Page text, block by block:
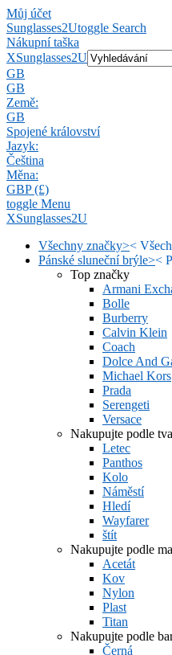
Můj účet
Sunglasses2Utoggle Search
Nákupní taška
XSunglasses2U
GB
GB
Země:
GB
Spojené království
Jazyk:
Čeština
Měna:
GBP (£)
toggle Menu
XSunglasses2U
Všechny značky><
Pánské sluneční brýle><
Top značky
Armani
Bolle
Burberry
Calvin Klein
Coach
Dolce And
Michael Kors
Prada
Serengeti
Versace
Nakupujte podle
Letec
Panthos
Kolo
Náměstí
Hledí
Wayfarer
štít
Nakupujte podle
Acetát
Kov
Nylon
Plast
Titan
Nakupujte podle
Černá